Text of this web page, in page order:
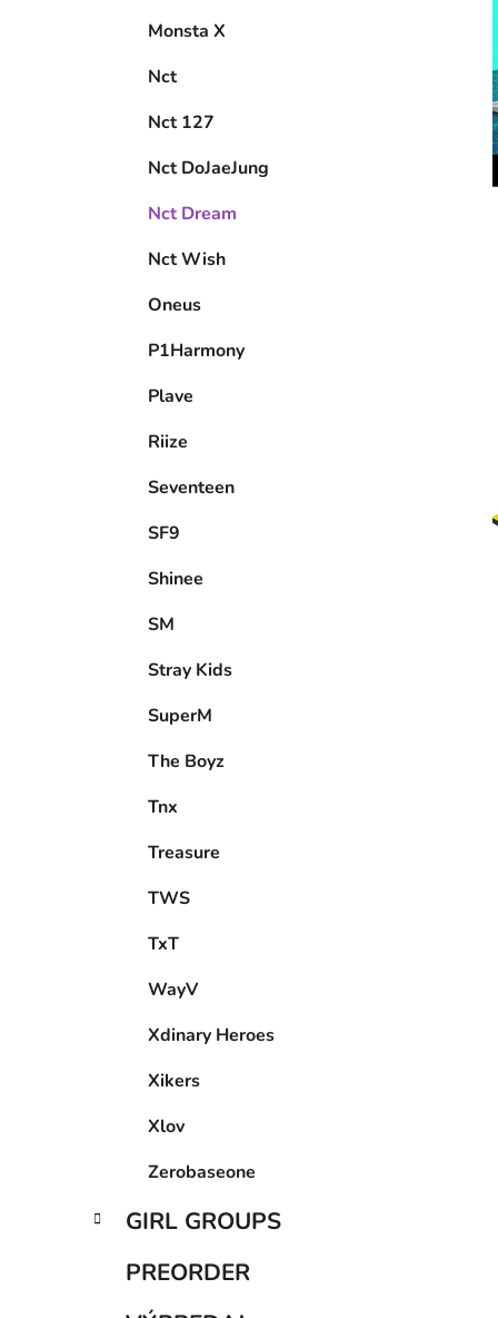
Monsta X
Nct
Nct 127
Nct DoJaeJung
Nct Dream
Nct Wish
Oneus
P1Harmony
Plave
Riize
Seventeen
SF9
Shinee
SM
Stray Kids
SuperM
The Boyz
Tnx
Treasure
TWS
TxT
WayV
Xdinary Heroes
Xikers
Xlov
Zerobaseone
GIRL GROUPS
PREORDER